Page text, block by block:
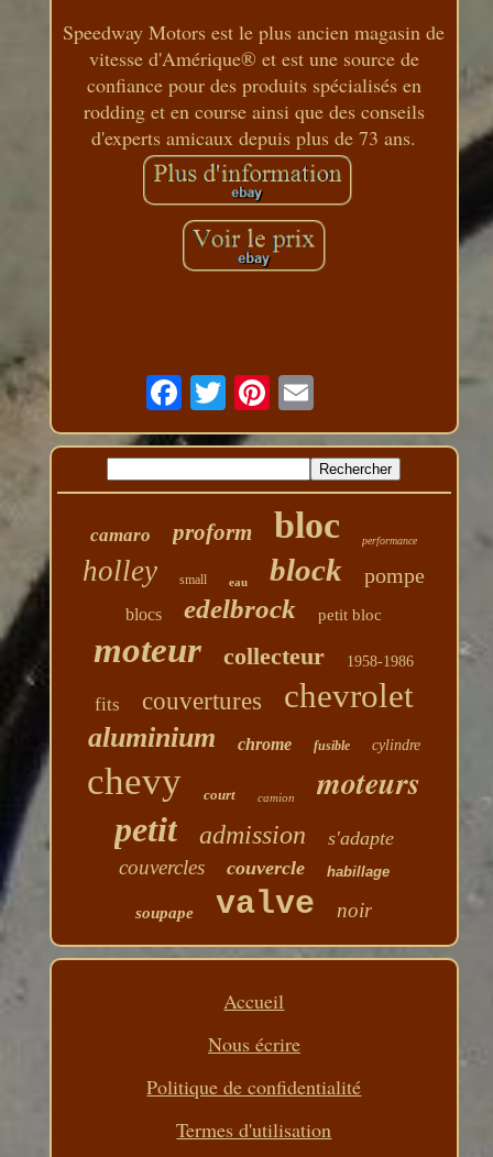
Speedway Motors est le plus ancien magasin de
vitesse d'Amérique® et est une source de
confiance pour des produits spécialisés en
rodding et en course ainsi que des conseils
d'experts amicaux depuis plus de 73 ans.
camaro proform bloc performance
holley small eau block pompe
blocs edelbrock petit bloc
moteur collecteur 1958-1986
fits couvertures chevrolet
aluminium chrome fusible cylindre
chevy court camion moteurs
petit admission s'adapte
couvercles couvercle habillage
soupape valve noir
Accueil
Nous écrire
Politique de confidentialité
Termes d'utilisation